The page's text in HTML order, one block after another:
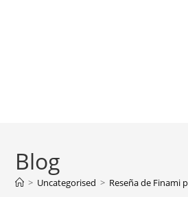
Blog
> Uncategorised > Reseña de Finami